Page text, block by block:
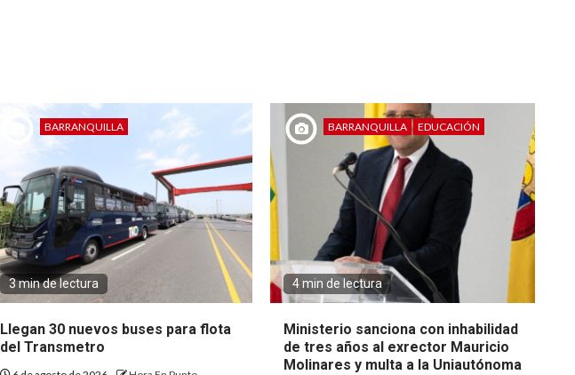
BARRANQUILLA
3 min de lectura
Llegan 30 nuevos buses para flota
del Transmetro
BARRANQUILLA EDUCACIÓN
4 min de lectura
Ministerio sanciona con inhabilidad
de tres años al exrector Mauricio
Molinares y multa a la Uniautónoma